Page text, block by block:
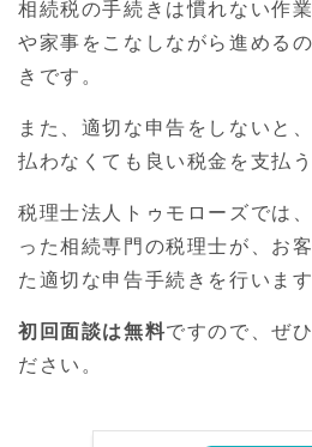
相続税の手続きは慣れない作
や家事をこなしながら進める
きです。
また、適切な申告をしないと
払わなくても良い税金を支払
税理士法人トゥモローズでは
った相続専門の税理士が、お
た適切な申告手続きを行います
初回面談は無料ですので、ぜ
ださい。